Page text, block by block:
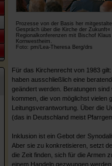
Prozesse von der Basis her
Gespräch über die Kirche der
Regionalkonferenzen mit Bischof
Kornwestheim.
Foto: pm/Lea-Theresa Berg/drs
Für das Kirchenrecht von 1983
haben ausschließlich eine
geändert werden. Beratungen
kommen, die von möglichst vielen
Leitungsverantwortung. Über die
(das in Deutschland meist
Inklusion ist ein Gebot der
Aber sie zu konkretisieren, setzt
die Zeit finden, sich für die Armen
einem Handeln gezwungen